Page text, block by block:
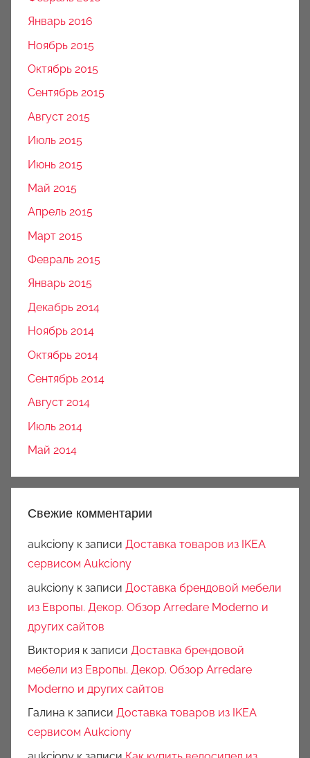
Январь 2016
Ноябрь 2015
Октябрь 2015
Сентябрь 2015
Август 2015
Июль 2015
Июнь 2015
Май 2015
Апрель 2015
Март 2015
Февраль 2015
Январь 2015
Декабрь 2014
Ноябрь 2014
Октябрь 2014
Сентябрь 2014
Август 2014
Июль 2014
Май 2014
Свежие комментарии
aukciony к записи Доставка товаров из IKEA
сервисом Aukciony
aukciony к записи Доставка брендовой мебели
из Европы. Декор. Обзор Arredare Moderno и
других сайтов
Виктория к записи Доставка брендовой
мебели из Европы. Декор. Обзор Arredare
Moderno и других сайтов
Галина к записи Доставка товаров из IKEA
сервисом Aukciony